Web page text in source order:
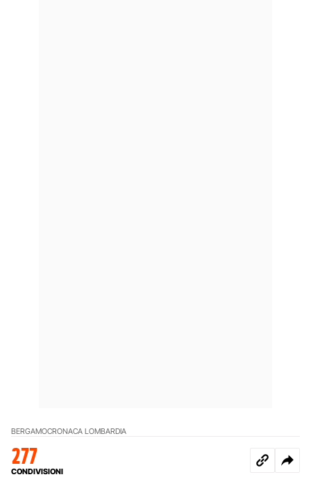
BERGAMOCRONACA LOMBARDIA
277
CONDIVISIONI